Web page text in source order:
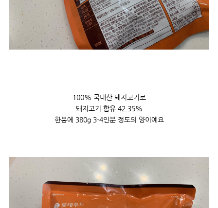
100% 국내산 돼지고기로
돼지고기 함유 42.35%
한봉에 380g 3-4인분 정도의 양이예요